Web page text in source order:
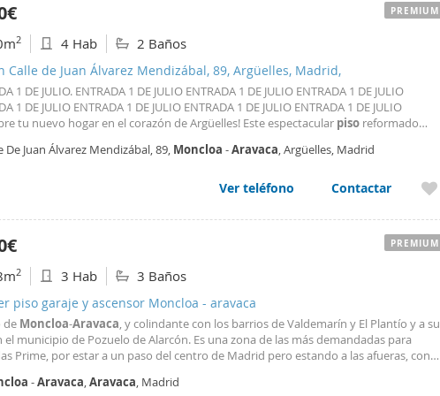
2 4 Hab 2 Baños
Calle de Juan Álvarez Mendizábal, 89, Argüelles, Madrid,
1 DE JULIO. ENTRADA 1 DE JULIO ENTRADA 1 DE JULIO ENTRADA 1 DE JULIO
1 DE JULIO ENTRADA 1 DE JULIO ENTRADA 1 DE JULIO ENTRADA 1 DE JULIO
tu nuevo hogar en el corazón de Argüelles! Este espectacular piso reformado
que siempre has deseado. Cada habitación está equipada con camas
De Juan Álvarez Mendizábal, 89, Moncloa -Aravaca, Argüelles, Madrid
Ver teléfono Contactar
PREMIUM
2 3 Hab 3 Baños
piso garaje y ascensor Moncloa - aravaca
de Moncloa-Aravaca, y colindante con los barrios de Valdemarín y El Plantío y a su
el municipio de Pozuelo de Alarcón. Es una zona de las más demandadas para
Prime, por estar a un paso del centro de Madrid pero estando a las afueras, con
calidad en la construcción
-Aravaca,Aravaca, Madrid
PREMIUM